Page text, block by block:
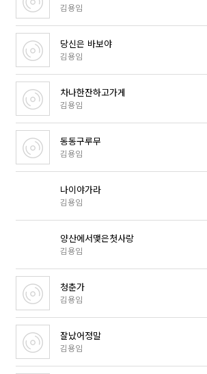
김용임
당신은 바보야
김용임
차나한잔하고가게
김용임
동동구루무
김용임
나이야가라
김용임
양산에서맺은첫사랑
김용임
청춘가
김용임
잘났어정말
김용임